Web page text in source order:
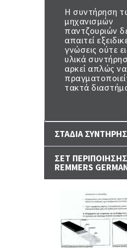
Η συντήρηση
μηχανισμών
παντζουριών
απαιτεί
γνώσεις ούτε
υλικά
αρκεί απλώς να
τακτά
ΣΤΑΔΙΑ
ΣΕΤ ΠΕΡΙΠΟΙΗΣΗΣ
REMMERS